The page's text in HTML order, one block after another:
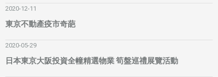
2020-12-11
東京不動產疫市奇葩
2020-05-29
日本東京大阪投資全幢精選物業 筍盤巡禮展覽活動